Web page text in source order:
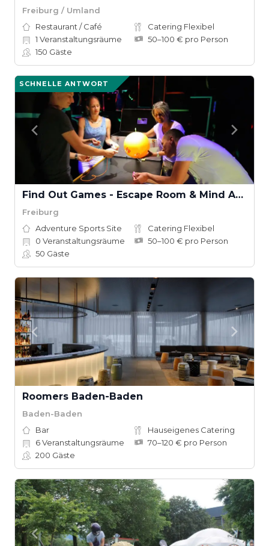
Freiburg / Umland
Restaurant / Café
Catering Flexibel
1 Veranstaltungsräume
50–100 € pro Person
150 Gäste
SCHNELLE ANTWORT
Find Out Games - Escape Room & Mind Arena®
Freiburg
Adventure Sports Site
Catering Flexibel
0 Veranstaltungsräume
50–100 € pro Person
50 Gäste
Roomers Baden-Baden
Baden-Baden
Bar
Hauseigenes Catering
6Veranstaltungsräume
70–120 € pro Person
200 Gäste